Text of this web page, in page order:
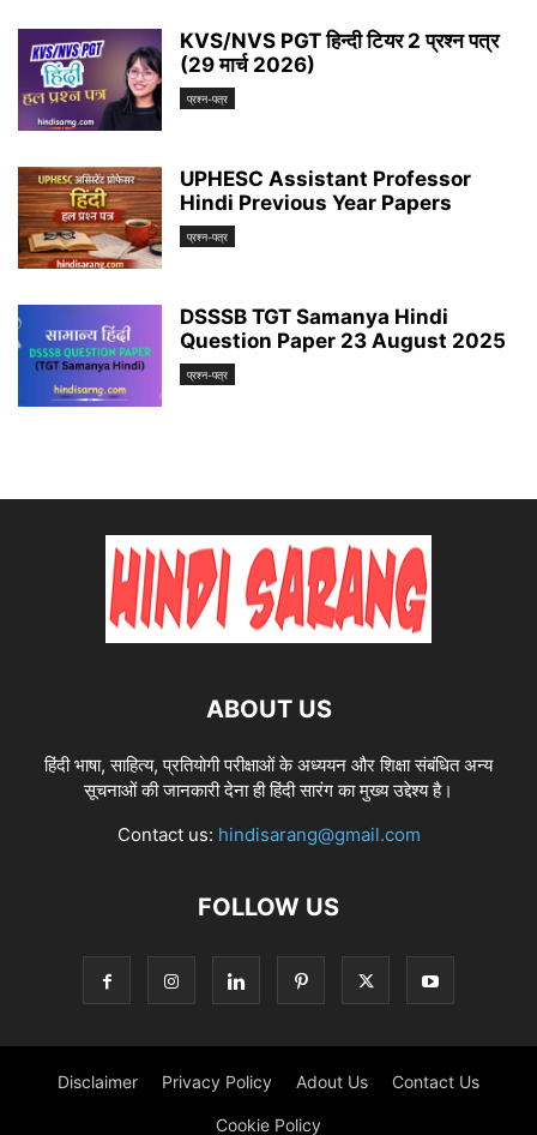
KVS/NVS PGT हिन्दी टियर 2 प्रश्न पत्र
(29 मार्च 2026)
प्रश्न-पत्र
UPHESC Assistant Professor
Hindi Previous Year Papers
प्रश्न-पत्र
DSSSB TGT Samanya Hindi
Question Paper 23 August 2025
प्रश्न-पत्र
ABOUT US
हिंदी भाषा, साहित्य, प्रतियोगी परीक्षाओं के अध्ययन और शिक्षा संबंधित अन्य
सूचनाओं की जानकारी देना ही हिंदी सारंग का मुख्य उद्देश्य है।
Contact us: hindisarang@gmail.com
FOLLOW US
Disclaimer Privacy Policy Adout Us Contact Us
Cookie Policy